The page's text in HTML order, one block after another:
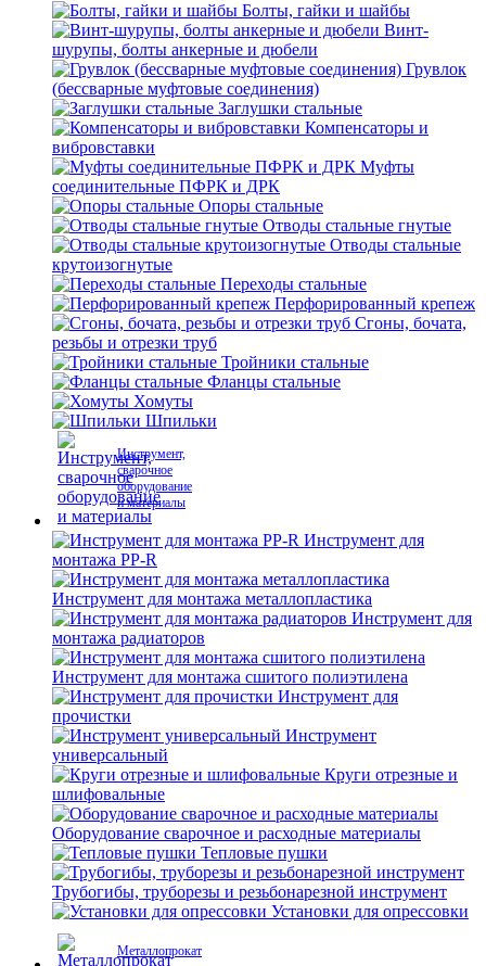
Болты, гайки и шайбы
Винт-
шурупы, болты анкерные и дюбели
Грувлок
(бессварные муфтовые соединения)
Заглушки стальные
Компенсаторы и
вибровставки
Муфты
соединительные ПФРК и ДРК
Опоры стальные
Отводы стальные гнутые
Отводы стальные
крутоизогнутые
Переходы стальные
Перфорированный крепеж
Сгоны, бочата,
резьбы и отрезки труб
Тройники стальные
Фланцы стальные
Хомуты
Шпильки
Инструмент,
сварочное
оборудование
и материалы
Инструмент для
монтажа PP-R
Инструмент для монтажа металлопластика
Инструмент для
монтажа радиаторов
Инструмент для монтажа сшитого полиэтилена
Инструмент для
прочистки
Инструмент
универсальный
Круги отрезные и
шлифовальные
Оборудование сварочное и расходные материалы
Тепловые пушки
Трубогибы, труборезы и резьбонарезной инструмент
Установки для опрессовки
Металлопрокат